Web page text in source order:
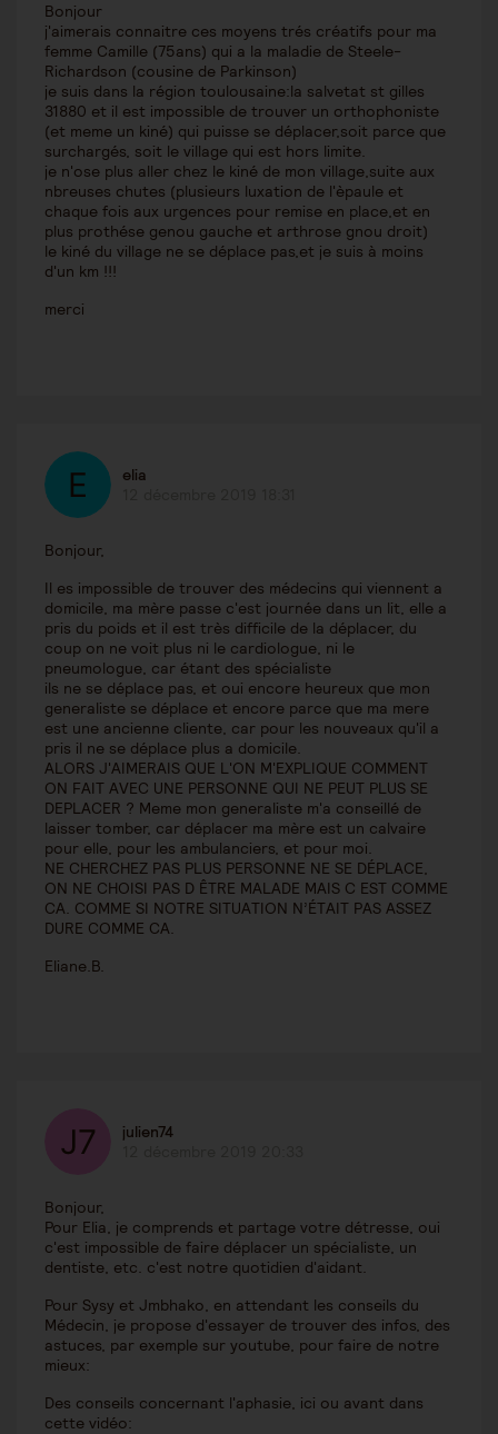
Bonjour
j'aimerais connaitre ces moyens trés créatifs pour ma
femme Camille (75ans) qui a la maladie de Steele-
Richardson (cousine de Parkinson)
je suis dans la région toulousaine:la salvetat st gilles
31880 et il est impossible de trouver un orthophoniste
(et meme un kiné) qui puisse se déplacer,soit parce que
surchargés, soit le village qui est hors limite.
je n'ose plus aller chez le kiné de mon village,suite aux
nbreuses chutes (plusieurs luxation de l'èpaule et
chaque fois aux urgences pour remise en place,et en
plus prothése genou gauche et arthrose gnou droit)
le kiné du village ne se déplace pas,et je suis à moins
d'un km !!!
merci
elia
Bonjour,
Il es impossible de trouver des médecins qui viennent a
domicile, ma mère passe c'est journée dans un lit, elle a
pris du poids et il est très difficile de la déplacer, du
coup on ne voit plus ni le cardiologue, ni le
pneumologue, car étant des spécialiste
ils ne se déplace pas, et oui encore heureux que mon
generaliste se déplace et encore parce que ma mere
est une ancienne cliente, car pour les nouveaux qu'il a
pris il ne se déplace plus a domicile.
ALORS J'AIMERAIS QUE L'ON M'EXPLIQUE COMMENT
ON FAIT AVEC UNE PERSONNE QUI NE PEUT PLUS SE
DEPLACER ? Meme mon generaliste m'a conseillé de
laisser tomber, car déplacer ma mère est un calvaire
pour elle, pour les ambulanciers, et pour moi.
NE CHERCHEZ PAS PLUS PERSONNE NE SE DÉPLACE,
ON NE CHOISI PAS D ÊTRE MALADE MAIS C EST COMME
CA. COMME SI NOTRE SITUATION N’ÉTAIT PAS ASSEZ
DURE COMME CA.
Eliane.B.
julien74
Bonjour,
Pour Elia, je comprends et partage votre détresse, oui
c'est impossible de faire déplacer un spécialiste, un
dentiste, etc. c'est notre quotidien d'aidant.
Pour Sysy et Jmbhako, en attendant les conseils du
Médecin, je propose d'essayer de trouver des infos, des
astuces, par exemple sur youtube, pour faire de notre
mieux:
Des conseils concernant l'aphasie, ici ou avant dans
cette vidéo: